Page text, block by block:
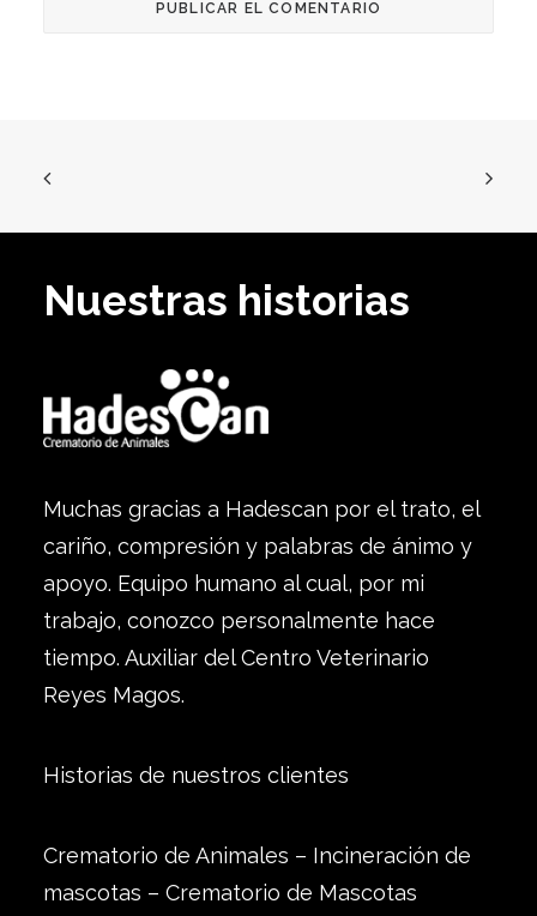
Nuestras historias
Muchas gracias a Hadescan por el trato, el
cariño, compresión y palabras de ánimo y
apoyo. Equipo humano al cual, por mi
trabajo, conozco personalmente hace
tiempo. Auxiliar del Centro Veterinario
Reyes Magos.
Historias de nuestros clientes
Crematorio de Animales – Incineración de
mascotas – Crematorio de Mascotas